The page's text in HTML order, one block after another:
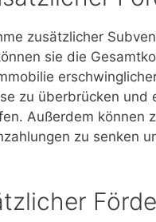
zusätzlicher
sie die
zu überbrücken
Außerdem können
zu senken